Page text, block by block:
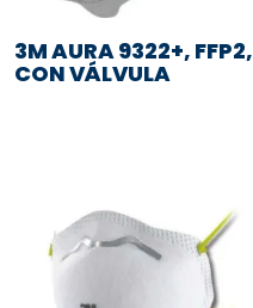
3M AURA 9322+, FFP2,
CON VÁLVULA